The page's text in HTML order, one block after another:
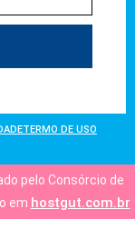
TERMO DE USO
pelo Consórcio de
em hostgut.com.br